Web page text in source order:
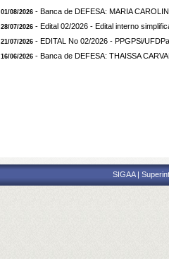
01/08/2026 - Banca de DEFESA: MARIA
28/07/2026 - Edital 02/2026 - Edital interno
21/07/2026 - EDITAL No 02/2026 - PPGPSi/
16/06/2026 - Banca de DEFESA: THAISSA
SIGAA |